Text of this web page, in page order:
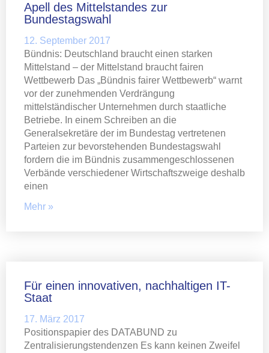
Apell des Mittelstandes zur
Bundestagswahl
12. September 2017
Bündnis: Deutschland braucht einen starken
Mittelstand – der Mittelstand braucht fairen
Wettbewerb Das „Bündnis fairer Wettbewerb“ warnt
vor der zunehmenden Verdrängung
mittelständischer Unternehmen durch staatliche
Betriebe. In einem Schreiben an die
Generalsekretäre der im Bundestag vertretenen
Parteien zur bevorstehenden Bundestagswahl
fordern die im Bündnis zusammengeschlossenen
Verbände verschiedener Wirtschaftszweige deshalb
einen
Mehr »
Für einen innovativen, nachhaltigen IT-
Staat
17. März 2017
Positionspapier des DATABUND zu
Zentralisierungstendenzen Es kann keinen Zweifel